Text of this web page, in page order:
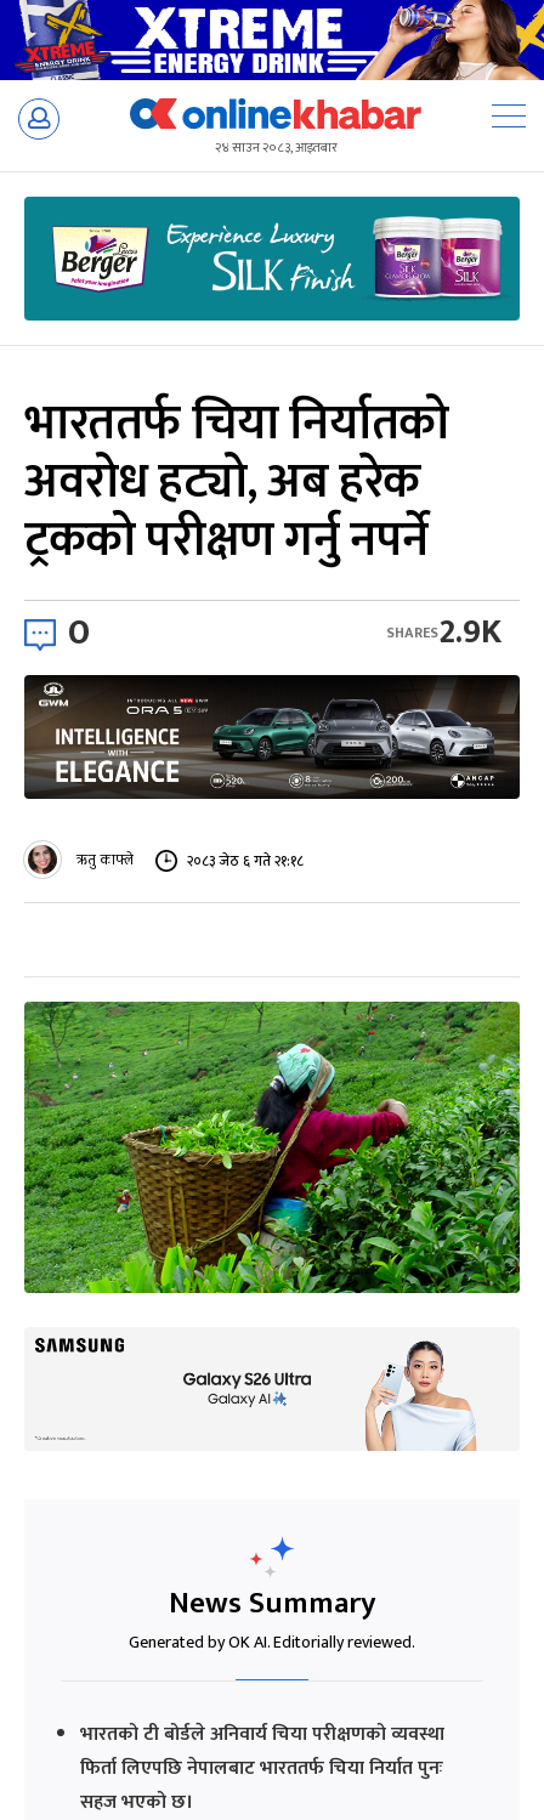
Skip
२४ साउन २०८३, आइतबार
भारततर्फ चिया निर्यातको
अवरोध हट्यो, अब हरेक
ट्रकको परीक्षण गर्नु नपर्ने
0 2.9K
SHARES
ऋतु काफ्ले २०८३ जेठ ६ गते २१:१८
News Summary
Generated by OK AI. Editorially reviewed.
भारतको टी बोर्डले अनिवार्य चिया परीक्षणको व्यवस्था
फिर्ता लिएपछि नेपालबाट भारततर्फ चिया निर्यात पुनः
सहज भएको छ।